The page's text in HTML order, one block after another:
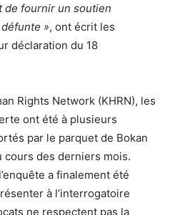
de fournir un soutien
», ont écrit les
déclaration du 18
Rights Network (KHRN), les
ont été à plusieurs
par le parquet de Bokan
des derniers mois.
a finalement été
à l’interrogatoire
ne respectent pas la